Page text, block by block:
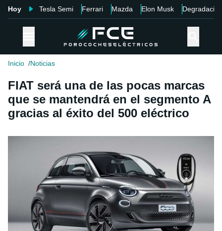
Hoy Tesla Semi Ferrari Mazda Elon Musk Degradación
Inicio Noticias
FIAT será una de las pocas marcas
que se mantendrá en el segmento A
gracias al éxito del 500 eléctrico